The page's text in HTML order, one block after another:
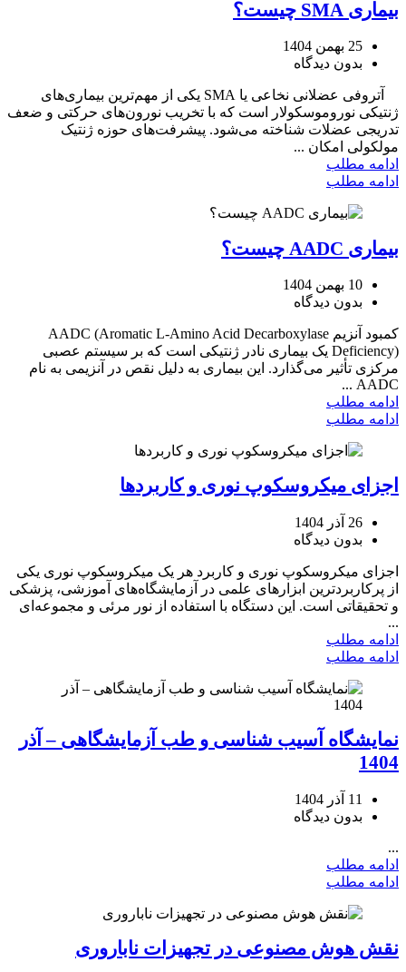
بیماری SMA چیست؟
25 بهمن 1404
بدون دیدگاه
آتروفی عضلانی نخاعی یا SMA یکی از مهم‌ترین بیماری‌های
ژنتیکی نوروموسکولار است که با تخریب نورون‌های حرکتی و ضعف
تدریجی عضلات شناخته می‌شود. پیشرفت‌های حوزه ژنتیک
مولکولی امکان ...
ادامه مطلب
ادامه مطلب
بیماری AADC چیست؟
10 بهمن 1404
بدون دیدگاه
کمبود آنزیم AADC (Aromatic L-Amino Acid Decarboxylase
Deficiency) یک بیماری نادر ژنتیکی است که بر سیستم عصبی
مرکزی تأثیر می‌گذارد. این بیماری به دلیل نقص در آنزیمی به نام
AADC ...
ادامه مطلب
ادامه مطلب
اجزای میکروسکوپ نوری و کاربردها
26 آذر 1404
بدون دیدگاه
اجزای میکروسکوپ نوری و کاربرد هر یک میکروسکوپ نوری یکی
از پرکاربردترین ابزارهای علمی در آزمایشگاه‌های آموزشی، پزشکی
و تحقیقاتی است. این دستگاه با استفاده از نور مرئی و مجموعه‌ای
...
ادامه مطلب
ادامه مطلب
نمایشگاه آسیب شناسی و طب آزمایشگاهی – آذر
1404
11 آذر 1404
بدون دیدگاه
...
ادامه مطلب
ادامه مطلب
نقش هوش مصنوعی در تجهیزات ناباروری